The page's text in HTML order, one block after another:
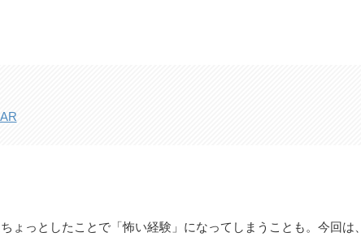
ょっとしたことで「怖い経験」になってしまうことも。今回は、